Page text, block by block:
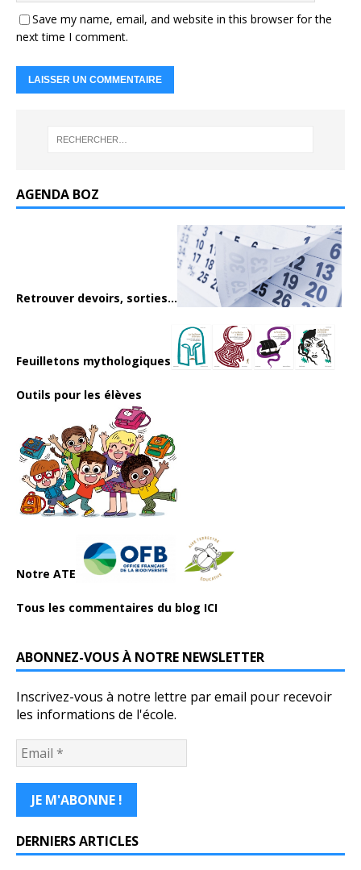
Save my name, email, and website in this browser for the
next time I comment.
AGENDA BOZ
Retrouver devoirs, sorties...
Feuilletons mythologiques
Outils pour les élèves
Notre ATE
Tous les commentaires du blog ICI
ABONNEZ-VOUS À NOTRE NEWSLETTER
Inscrivez-vous à notre lettre par email pour recevoir
les informations de l'école.
DERNIERS ARTICLES